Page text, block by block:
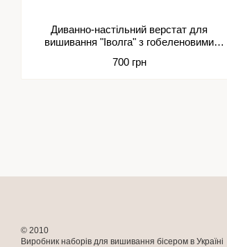
Диванно-настільний верстат для
вишивання "Іволга" з гобеленовими
700 грн
© 2010
Виробник наборів для вишивання бісером в Україні